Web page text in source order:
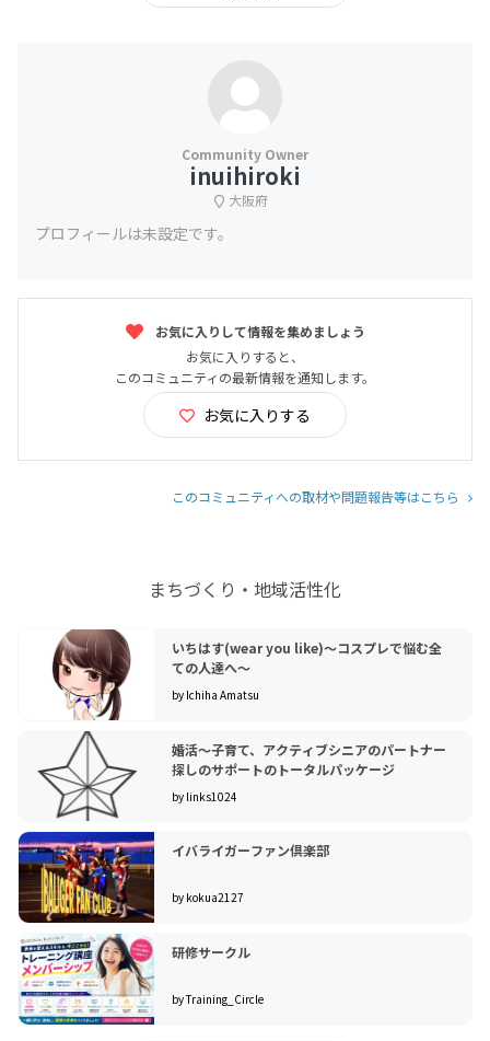
inuihiroki
大阪府
プロフィールは未設定です。
お気に入りして情報を集めましょう
お気に入りすると、
このコミュニティの最新情報を通知します。
お気に入りする
このコミュニティへの取材や問題報告等はこちら
まちづくり・地域活性化
いちはす(wear you like)〜コスプレで悩む全
ての人達へ〜
by Ichiha Amatsu
婚活～子育て、アクティブシニアのパートナー
探しのサポートのトータルパッケージ
by links1024
イバライガーファン倶楽部
by kokua2127
研修サークル
by Training_Circle